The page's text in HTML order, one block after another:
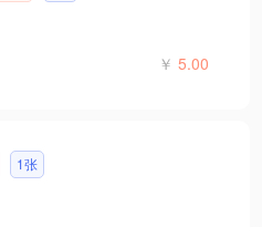
￥ 5.00
1张